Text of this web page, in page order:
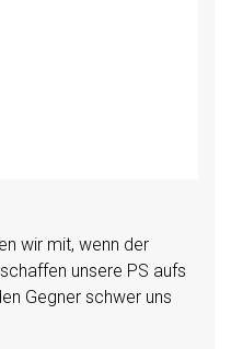
wir mit, wenn der
unsere PS aufs
Gegner schwer uns